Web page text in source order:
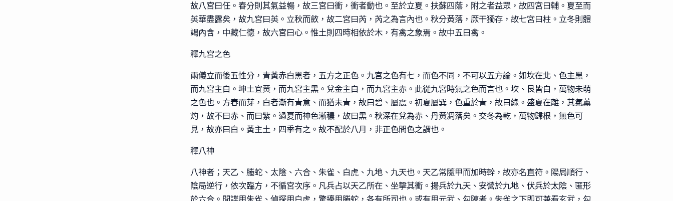
故八宮曰任。春分則其氣益暢，故三宮曰衝，衝者動也。至於立夏。扶蘇四蔭，附之者益眾，故四宮曰輔。夏至而
英華盡露矣，故九宮曰英。立秋而斂，故二宮曰芮，芮之為言內也。秋分黃落，厥干獨存，故七宮曰柱。立冬則體
竭內含，中藏仁德，故六宮曰心。惟土則四時相依於木，有禽之象焉。故中五曰禽。
釋九宮之色
兩儀立而後五性分，青黃赤白黑者，五方之正色。九宮之色有七，而色不同，不可以五方論。如坎在北、色主黑，
而九宮主白。坤土宜黃，而九宮主黑。兌金主白，而九宮主赤。此從九宮時氣之色而言也。坎、艮皆白，萬物未萌
之色也。方春而芽，白者漸有青意、而猶未青，故曰碧、屬震。初夏屬巽，色重於青，故曰綠。盛夏在離，其氣薰
灼，故不曰赤、而曰紫。過夏而神色漸穠，故曰黑。秋深在兌為赤、丹黃凋落矣。交冬為乾，萬物歸根，無色可
見，故亦曰白。黃主土，四季有之。故不配於八月，非正色間色之謂也。
釋八神
八神者；天乙、螣蛇、太陰、六合、朱雀、白虎、九地、九天也。天乙常隨甲而加時幹，故亦名直符。陽局順行、
陰局逆行，依次臨方，不循宮次序。凡兵占以天乙所在、坐擊其衝。揚兵於九天、安營於九地、伏兵於太陰、匿形
於六合。間諜用朱雀、偵探用白虎，驚擾用螣蛇，各有所司也。或有用元武、勾陳者。朱雀之下即可兼看玄武，勾